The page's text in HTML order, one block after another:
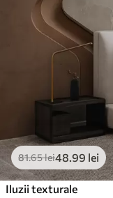
81.65lei48 .99 lei
Iluzii texturale